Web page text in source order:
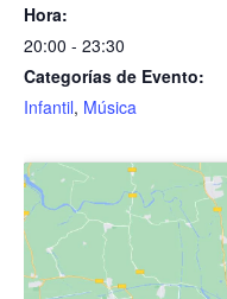
Hora:
20:00 - 23:30
Categorías de Evento:
Infantil, Música